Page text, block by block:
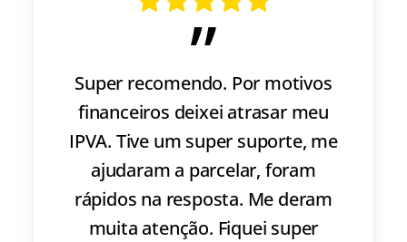
”
Super recomendo. Por motivos
financeiros deixei atrasar meu
IPVA. Tive um super suporte, me
ajudaram a parcelar, foram
rápidos na resposta. Me deram
muita atenção. Fiquei super